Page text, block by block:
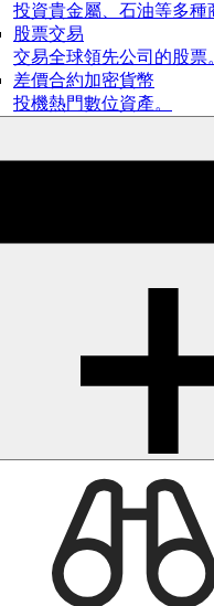
投資貴金屬、石油等多種
股票交易
交易全球領先公司的股票
差價合約加密貨幣
投機熱門數位資產。